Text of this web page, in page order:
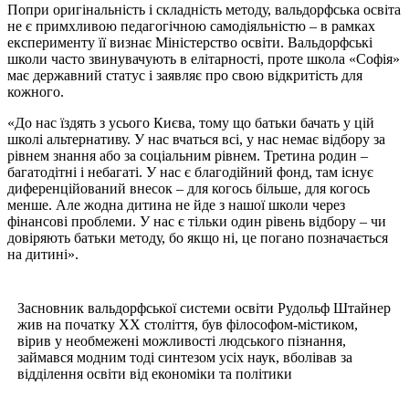
Попри оригінальність і складність методу, вальдорфська освіта
не є примхливою педагогічною самодіяльністю – в рамках
експерименту її визнає Міністерство освіти. Вальдорфські
школи часто звинувачують в елітарності, проте школа «Софія»
має державний статус і заявляє про свою відкритість для
кожного.
«До нас їздять з усього Києва, тому що батьки бачать у цій
школі альтернативу. У нас вчаться всі, у нас немає відбору за
рівнем знання або за соціальним рівнем. Третина родин –
багатодітні і небагаті. У нас є благодійний фонд, там існує
диференційований внесок – для когось більше, для когось
менше. Але жодна дитина не йде з нашої школи через
фінансові проблеми. У нас є тільки один рівень відбору – чи
довіряють батьки методу, бо якщо ні, це погано позначається
на дитині».
Засновник вальдорфської системи освіти Рудольф Штайнер
жив на початку ХХ століття, був філософом-містиком,
вірив у необмежені можливості людського пізнання,
займався модним тоді синтезом усіх наук, вболівав за
відділення освіти від економіки та політики